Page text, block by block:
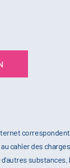
cahier des